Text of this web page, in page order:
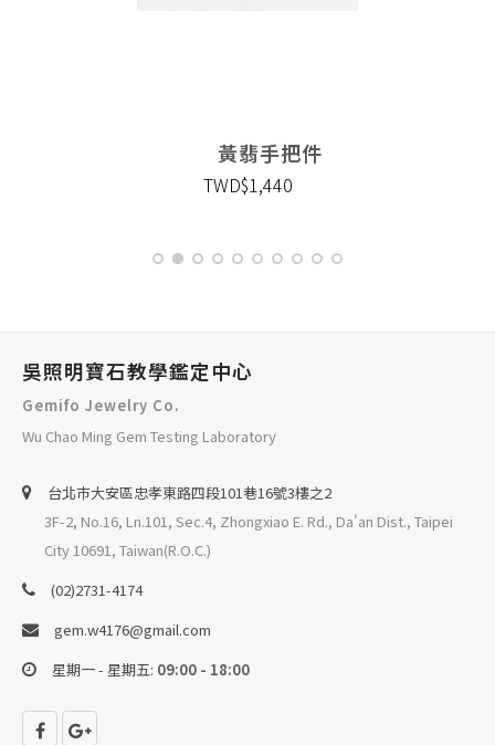
黃翡手把件
TWD$1,440
吳照明寶石教學鑑定中心
Gemifo Jewelry Co.
Wu Chao Ming Gem Testing Laboratory
台北巿大安區忠孝東路四段101巷16號3樓之2
3F-2, No.16, Ln.101, Sec.4, Zhongxiao E. Rd., Da'an Dist., Taipei
City 10691, Taiwan(R.O.C.)
(02)2731-4174
gem.w4176@gmail.com
星期一 - 星期五: 09:00 - 18:00